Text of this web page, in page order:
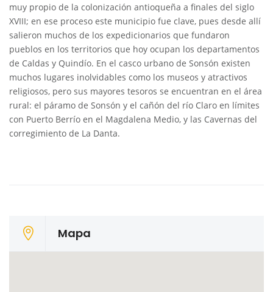
muy propio de la colonización antioqueña a finales del siglo
XVIII; en ese proceso este municipio fue clave, pues desde allí
salieron muchos de los expedicionarios que fundaron
pueblos en los territorios que hoy ocupan los departamentos
de Caldas y Quindío. En el casco urbano de Sonsón existen
muchos lugares inolvidables como los museos y atractivos
religiosos, pero sus mayores tesoros se encuentran en el área
rural: el páramo de Sonsón y el cañón del río Claro en límites
con Puerto Berrío en el Magdalena Medio, y las Cavernas del
corregimiento de La Danta.
Mapa